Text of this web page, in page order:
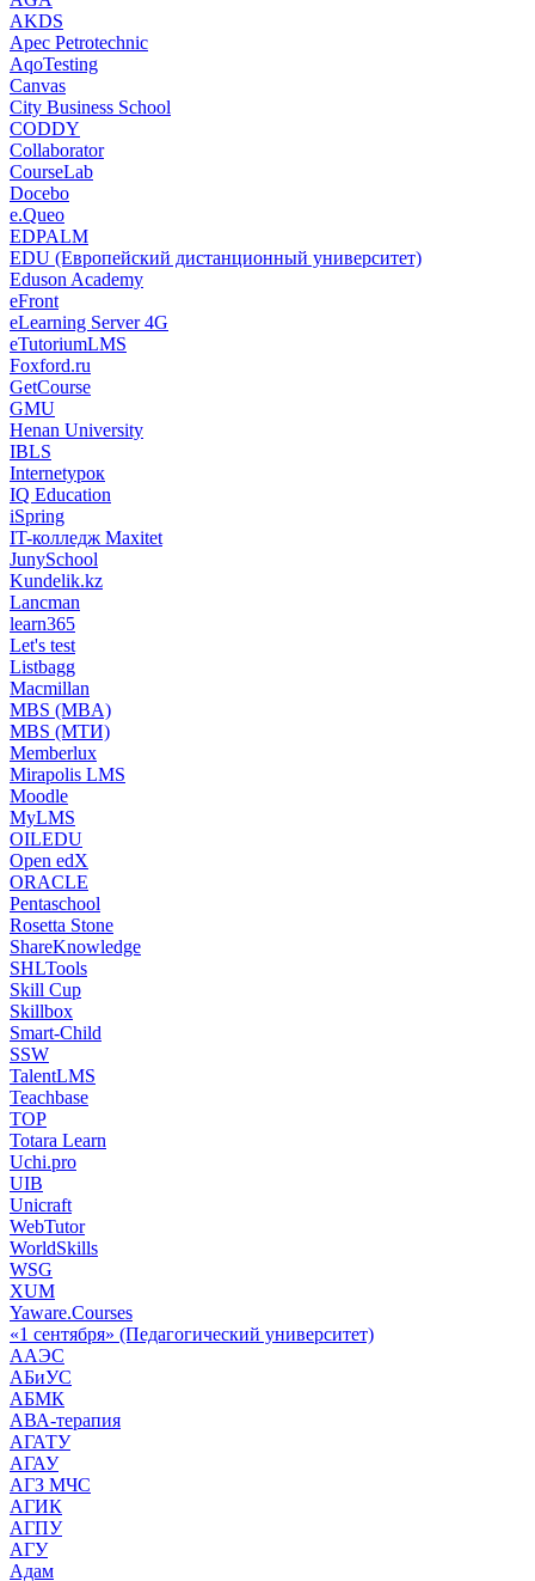
AKDS
Apec Petrotechnic
AqoTesting
Canvas
City Business School
CODDY
Collaborator
CourseLab
Docebo
e.Queo
EDPALM
EDU (Европейский дистанционный университет)
Eduson Academy
eFront
eLearning Server 4G
eTutoriumLMS
Foxford.ru
GetCourse
GMU
Henan University
IBLS
Internetурок
IQ Education
iSpring
IT-колледж Maxitet
JunySchool
Kundelik.kz
Lancman
learn365
Let's test
Listbagg
Macmillan
MBS (MBA)
MBS (МТИ)
Memberlux
Mirapolis LMS
Moodle
MyLMS
OILEDU
Open edX
ORACLE
Pentaschool
Rosetta Stone
ShareKnowledge
SHLTools
Skill Cup
Skillbox
Smart-Child
SSW
TalentLMS
Teachbase
TOP
Totara Learn
Uchi.pro
UIB
Unicraft
WebTutor
WorldSkills
WSG
XUM
Yaware.Courses
«1 сентября» (Педагогический университет)
ААЭС
АБиУС
АБМК
АВА-терапия
АГАТУ
АГАУ
АГЗ МЧС
АГИК
АГПУ
АГУ
Адам